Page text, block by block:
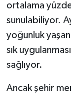
ortalama
sunulabiliyor.
yoğunluk
sık
sağlıyor.
Ancak şehir